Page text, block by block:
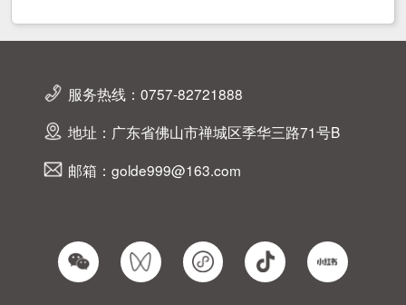
服务热线：0757-82721888
地址：广东省佛山市禅城区季华三路71号B
邮箱：golde999@163.com